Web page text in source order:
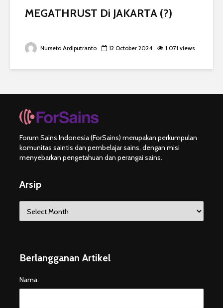
MEGATHRUST Di JAKARTA (?)
Nurseto Ardiputranto 12 October 2024 1,071 views
Forum Sains Indonesia (ForSains) merupakan perkumpulan
komunitas saintis dan pembelajar sains, dengan misi
menyebarkan pengetahuan dan perangai sains.
Arsip
Berlangganan Artikel
Nama